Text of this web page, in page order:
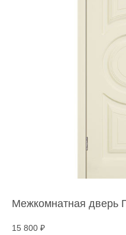
Межкомнатная дверь
15 800 ₽